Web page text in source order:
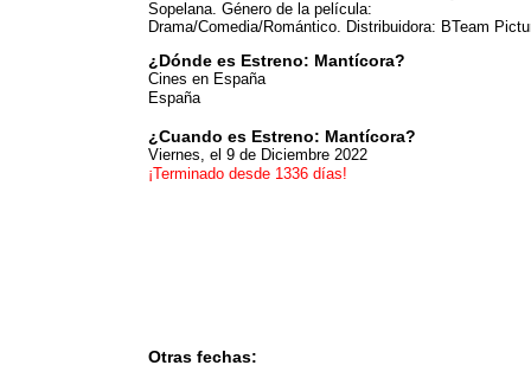
Sopelana. Género de la película:
Drama/Comedia/Romántico. Distribuidora: BTeam
¿Dónde es Estreno: Mantícora?
Cines en España
España
¿Cuando es Estreno: Mantícora?
Viernes, el 9 de Diciembre 2022
¡Terminado desde 1336 días!
Otras fechas: